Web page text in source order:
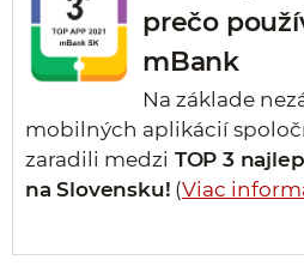
prečo
mBank
Na základe
mobilných aplikácií
zaradili medzi TOP 3
na Slovensku! (Viac